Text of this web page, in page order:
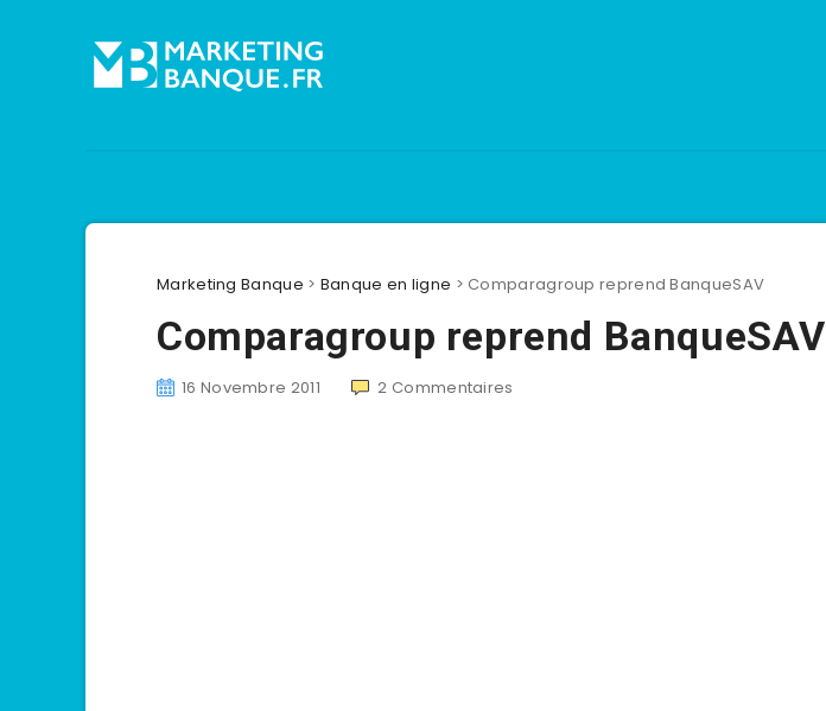
Marketing Banque > Banque en ligne > Comparagroup reprend BanqueSAV
Comparagroup reprend BanqueSAV
16 Novembre 2011 2 Commentaires